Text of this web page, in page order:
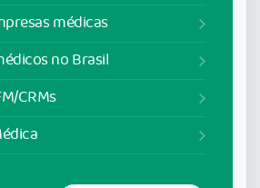
médicas
no Brasil
CRMs